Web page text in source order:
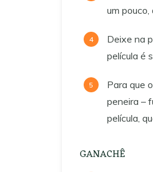
um pouco,
Deixe na
película é
Para que
peneira –
película,
GANACHÊ